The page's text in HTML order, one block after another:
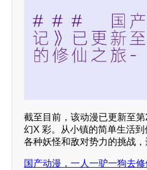
截至目前，该动漫已更新至
幻X 彩。从小镇的简单生活
各种妖怪和敌对势力的挑战
国产动漫，一人一驴一狗去